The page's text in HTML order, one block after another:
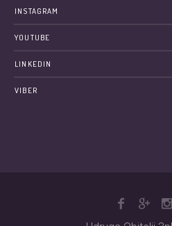
INSTAGRAM
YOUTUBE
LINKEDIN
VIBER